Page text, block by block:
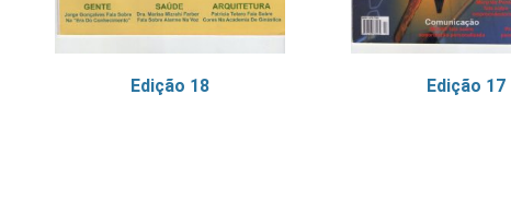
Edição 18 Edição 17